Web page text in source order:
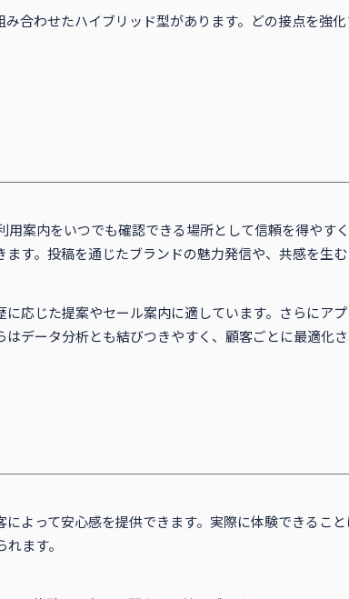
合わせたハイブリッド型があります。どの接点を強
案内をいつでも確認できる場所として信頼を得やす
す。投稿を通じたブランドの魅力発信や、共感を生
応じた提案やセール案内に適しています。さらにア
データ分析とも結びつきやすく、顧客ごとに最適化
よって安心感を提供できます。実際に体験できるこ
ます。